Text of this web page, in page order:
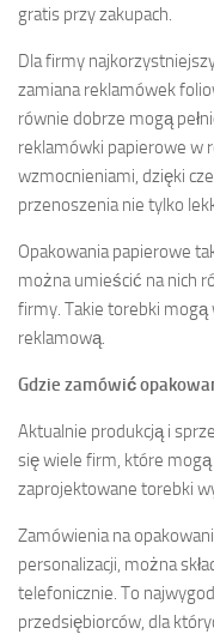
gratis przy zakupach.
Dla firmy
zamiana reklamówek
równie dobrze mogą
reklamówki papierowe w
wzmocnieniami, dzięki
przenoszenia nie tylko
Opakowania papierowe
można umieścić na nich
firmy. Takie torebki mogą
reklamową.
Gdzie zamówić
Aktualnie produkcją i
się wiele firm, które
zaprojektowane torebki
Zamówienia na
personalizacji, można
telefonicznie. To
przedsiębiorców, dla